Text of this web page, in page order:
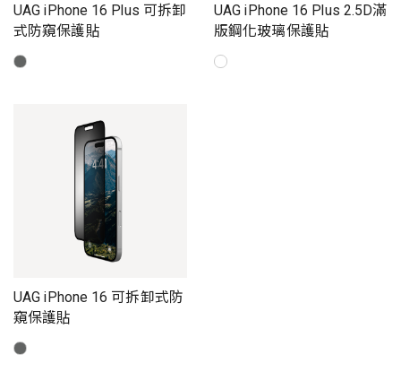
UAG iPhone 16 Plus 可拆卸
式防窺保護貼
UAG iPhone 16 Plus 2.5D滿
版鋼化玻璃保護貼
UAG iPhone 16 可拆卸式防
窺保護貼